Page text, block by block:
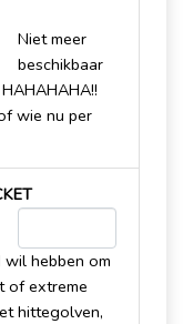
Niet meer
beschikbaar
wie nu per
wil hebben om
of extreme
hittegolven,